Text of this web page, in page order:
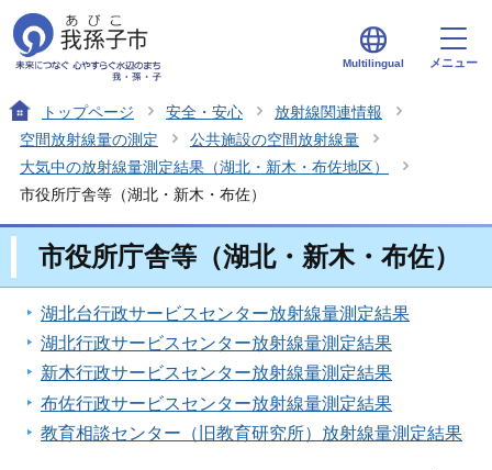
Multilingual メニュー
トップページ 安全・安心
放射線関連情報
空間放射線量の測定
公共施設の空間放射線量
大気中の放射線量測定結果（湖北・新木・布佐地区）
市役所庁舎等（湖北・新木・布佐）
市役所庁舎等（湖北・新木・布佐）
湖北台行政サービスセンター放射線量測定結果
湖北行政サービスセンター放射線量測定結果
新木行政サービスセンター放射線量測定結果
布佐行政サービスセンター放射線量測定結果
教育相談センター（旧教育研究所）放射線量測定結果